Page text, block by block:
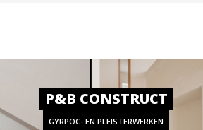
P&B CONSTRUCT
GYRPOC- EN PLEISTERWERKEN